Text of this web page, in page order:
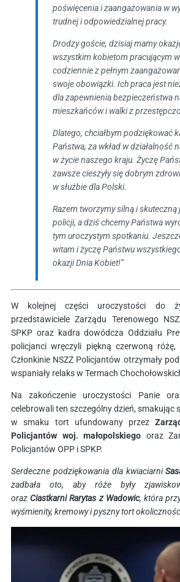
poświęcenia i zaangażowania w
trudnej i odpowiedzialnej pracy.
Drodzy goście, dzisiaj mamy
wszystkim kobietom pracującym
codziennie z pełnym
swoje obowiązki. Ich praca jest
dla zapewnienia bezpieczeństwa
mieszkańców i walki z
Dlatego, chciałbym podziękować
Państwa, za wkład w działalność
w życie naszego kraju. Życzę
zawsze cieszyły się dobrym
w służbie dla Polski.
Razem tworzymy silną i skuteczną
policji, a dziś chcemy Państwa
tym uroczystym spotkaniu.
witam i życzę Państwu
okazji Dnia Kobiet!”
W kolejnej części uroczystości do
przedstawiciele Zarządu Terenowego
SPKP oraz kadra dowódcza Oddziału
policjanci wręczyli piękną czerwoną
Członkinie NSZZ Policjantów otrzymały
wspaniały relaks w Termach
Na zakończenie uroczystości Panie
celebrowali ten szczególny dzień, smakując
w smaku tort ufundowany przez
Policjantów woj. małopolskiego oraz
Policjantów OPP i SPKP.
Serdeczne podziękowania dla kwiaciarni
zadbała oto, aby róże były
orazCiastkarni Rarytas z Wadowic, która
wyśmienity, kremowy i pyszny tort